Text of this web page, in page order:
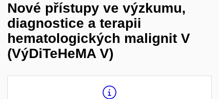
Nové přístupy ve výzkumu,
diagnostice a terapii
hematologických malignit V
(VýDiTeHeMA V)